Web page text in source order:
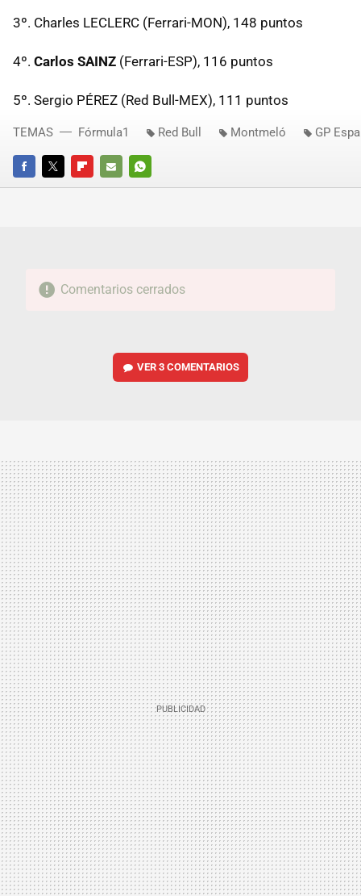
3º. Charles LECLERC (Ferrari-MON), 148 puntos
4º. Carlos SAINZ (Ferrari-ESP), 116 puntos
5º. Sergio PÉREZ (Red Bull-MEX), 111 puntos
FACEBOOKTWITTERFLIPBOARD
E-
WHATSAPP
TEMAS Fórmula1 Red Bull Montmeló GP
Comentarios cerrados
VER3 COMENTARIOS